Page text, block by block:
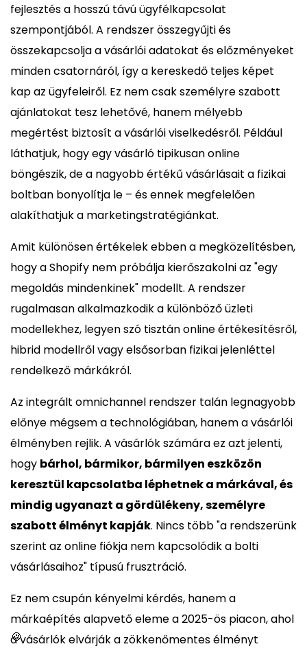
fejlesztés a hosszú távú ügyfélkapcsolat
szempontjából. A rendszer összegyűjti és
összekapcsolja a vásárlói adatokat és előzményeket
minden csatornáról, így a kereskedő teljes képet
kap az ügyfeleiről. Ez nem csak személyre szabott
ajánlatokat tesz lehetővé, hanem mélyebb
megértést biztosít a vásárlói viselkedésről. Például
láthatjuk, hogy egy vásárló tipikusan online
böngészik, de a nagyobb értékű vásárlásait a fizikai
boltban bonyolítja le – és ennek megfelelően
alakíthatjuk a marketingstratégiánkat.
Amit különösen értékelek ebben a megközelítésben,
hogy a Shopify nem próbálja kierőszakolni az "egy
megoldás mindenkinek" modellt. A rendszer
rugalmasan alkalmazkodik a különböző üzleti
modellekhez, legyen szó tisztán online értékesítésről,
hibrid modellről vagy elsősorban fizikai jelenléttel
rendelkező márkákról.
Az integrált omnichannel rendszer talán legnagyobb
előnye mégsem a technológiában, hanem a vásárlói
élményben rejlik. A vásárlók számára ez azt jelenti,
hogy bárhol, bármikor, bármilyen eszközön
keresztül kapcsolatba léphetnek a márkával, és
mindig ugyanazt a gördülékeny, személyre
szabott élményt kapják. Nincs több "a rendszerünk
szerint az online fiókja nem kapcsolódik a bolti
vásárlásaihoz" típusú frusztráció.
Ez nem csupán kényelmi kérdés, hanem a
márkaépítés alapvető eleme a 2025-ös piacon, ahol
a vásárlók elvárják a zökkenőmentes élményt
🍪